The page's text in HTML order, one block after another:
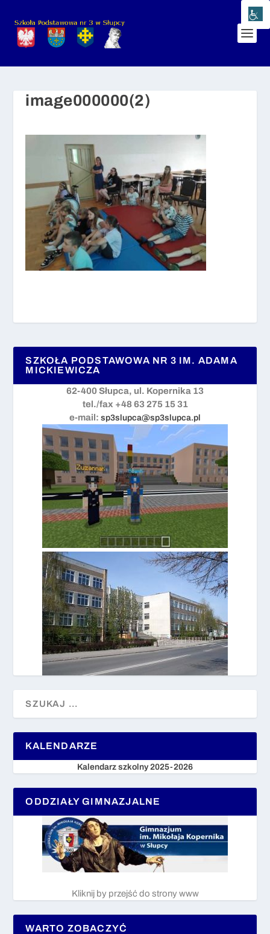
image000000(2)
SZKOŁA PODSTAWOWA NR 3 IM. ADAMA
MICKIEWICZA
62-400 Słupca, ul. Kopernika 13
tel./fax +48 63 275 15 31
e-mail: sp3slupca@sp3slupca.pl
KALENDARZE
Kalendarz szkolny 2025-2026
ODDZIAŁY GIMNAZJALNE
Kliknij by przejść do strony www
WARTO ZOBACZYĆ